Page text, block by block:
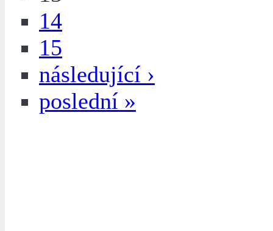
14
15
následující ›
poslední »